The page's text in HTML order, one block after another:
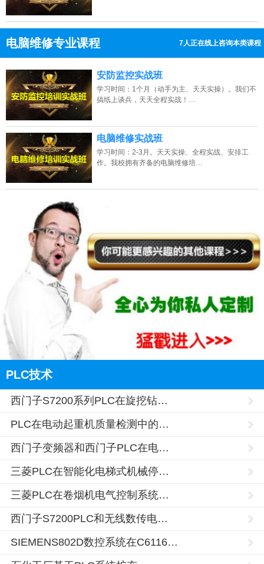
电脑维修专业课程 7人正在线上咨询本类课程
点击免费咨询电话：13807313137
安防监控实战班
学习时间：1个月（动手为主、天天实操）。我们不
搞纸上谈兵，天天全程实战！…
电脑维修实战班
学习时间：2-3月。天天实操、全程实战、安排工
作。我校拥有齐备的电脑维修培…
PLC技术
西门子S7200系列PLC在旋挖钻…
PLC在电动起重机质量检测中的…
西门子变频器和西门子PLC在电…
三菱PLC在智能化电梯式机械停…
三菱PLC在卷烟机电气控制系统…
西门子S7200PLC和无线数传电…
SIEMENS802D数控系统在C6116…